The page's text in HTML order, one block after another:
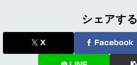
シェアする
X Facebook